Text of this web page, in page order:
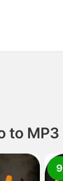
to MP3
9